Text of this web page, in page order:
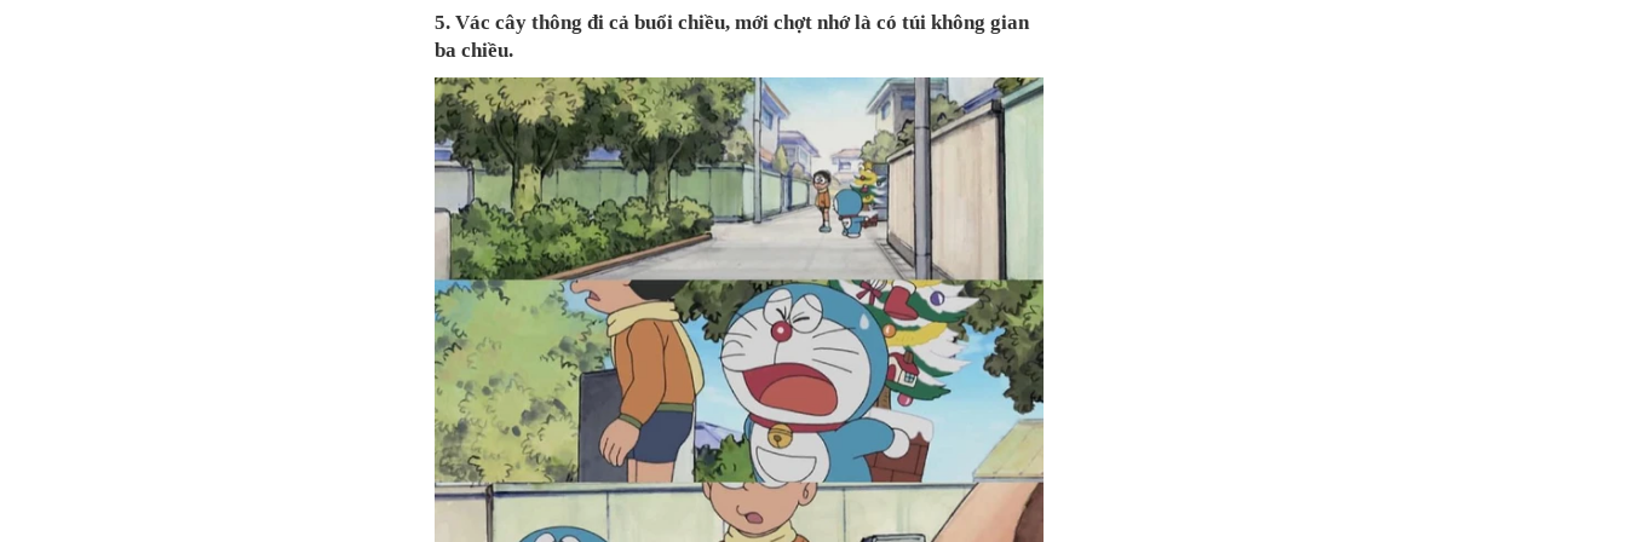
5. Vác cây thông đi cả buổi chiều, mới chợt nhớ là có túi không gian
ba chiều.